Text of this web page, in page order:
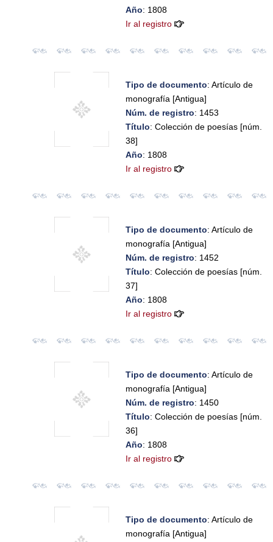
Año: 1808
Ir al registro
Tipo de documento: Artículo de
monografía [Antigua]
Núm. de registro: 1453
Título: Colección de poesías [núm.
38]
Año: 1808
Ir al registro
Tipo de documento: Artículo de
monografía [Antigua]
Núm. de registro: 1452
Título: Colección de poesías [núm.
37]
Año: 1808
Ir al registro
Tipo de documento: Artículo de
monografía [Antigua]
Núm. de registro: 1450
Título: Colección de poesías [núm.
36]
Año: 1808
Ir al registro
Tipo de documento: Artículo de
monografía [Antigua]